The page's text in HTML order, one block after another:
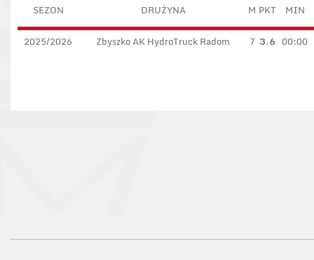
SEZON DRUŻYNA M PKT MIN
2025/2026 Zbyszko AK HydroTruck Radom 7 3.6 00:00